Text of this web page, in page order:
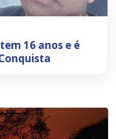
16 anos e é